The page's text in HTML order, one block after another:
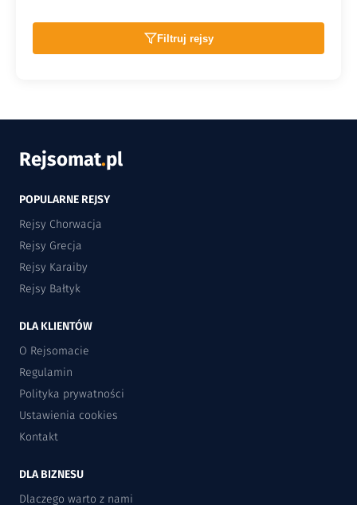
Filtruj rejsy
Rejsomat.pl
POPULARNE REJSY
Rejsy Chorwacja
Rejsy Grecja
Rejsy Karaiby
Rejsy Bałtyk
DLA KLIENTÓW
O Rejsomacie
Regulamin
Polityka prywatności
Ustawienia cookies
Kontakt
DLA BIZNESU
Dlaczego warto z nami